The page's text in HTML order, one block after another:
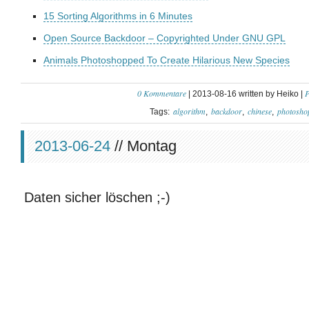
15 Sorting Algorithms in 6 Minutes
Open Source Backdoor – Copyrighted Under GNU GPL
Animals Photoshopped To Create Hilarious New Species
0 Kommentare | 2013-08-16 written by Heiko |
Tags: algorithm backdoor chinese
2013-06-24 // Montag
Daten sicher löschen ;-)